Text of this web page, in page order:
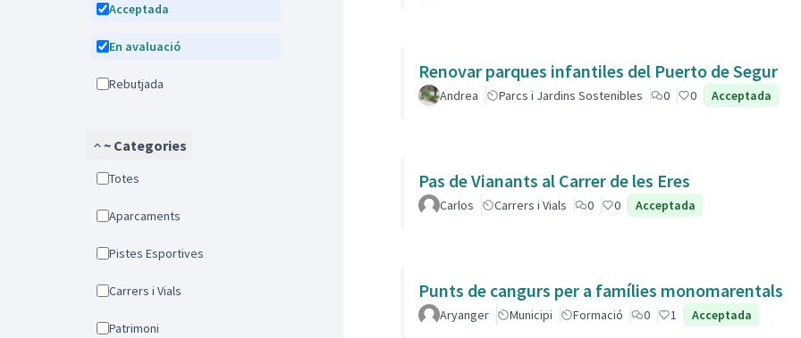
Acceptada
En avaluació
Rebutjada
~ Categories
Totes
Aparcaments
Pistes Esportives
Carrers i Vials
Patrimoni
Renovar parques infantiles del Puerto de Segur
Andrea Parcs i Jardins Sostenibles 0 0 Acceptada
Pas de Vianants al Carrer de les Eres
Carlos Carrers i Vials 0 0 Acceptada
Punts de cangurs per a famílies monomarentals
Aryanger Municipi Formació 0 1 Acceptada